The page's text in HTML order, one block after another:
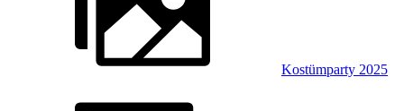
Kostümparty 2025